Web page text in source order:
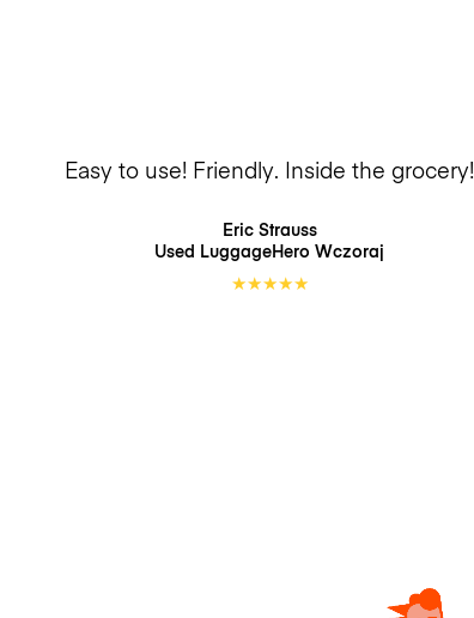
Easy to use! Friendly. Inside the grocery!
Eric Strauss
Used LuggageHero Wczoraj
★★★★★